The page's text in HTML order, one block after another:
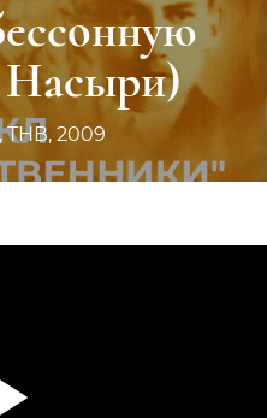
2009